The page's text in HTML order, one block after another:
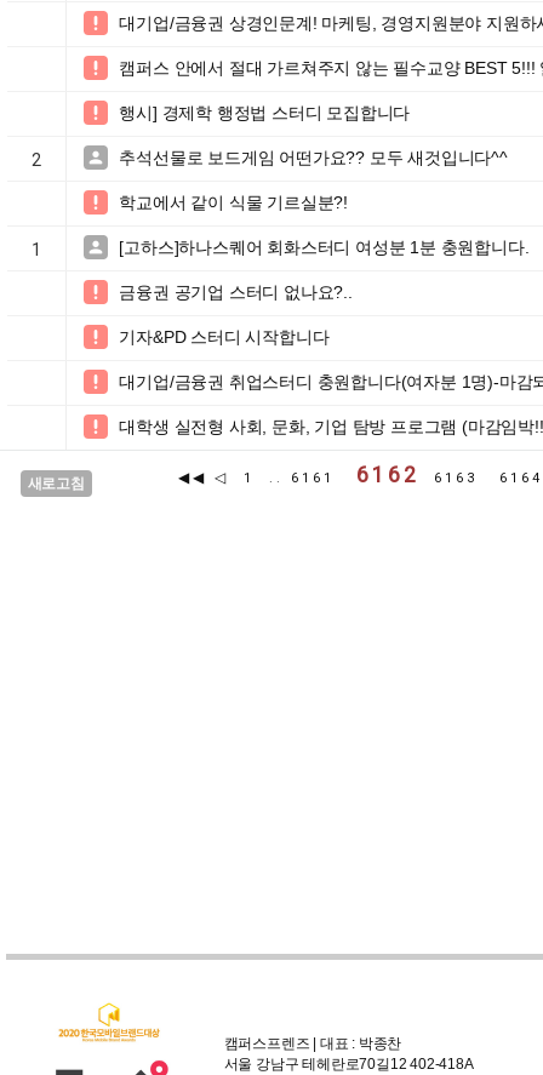
 대기업/금융권 상경인문계! 마케팅, 경영지원분야 지원
 캠퍼스 안에서 절대 가르쳐주지 않는 필수교양 BEST 5!!!
 행시] 경제학 행정법 스터디 모집합니다
2  추석선물로 보드게임 어떤가요?? 모두 새것입니다^^
 학교에서 같이 식물 기르실분?!
1  [고하스]하나스퀘어 회화스터디 여성분 1분 충원합니다.
 금융권 공기업 스터디 없나요?..
 기자&PD 스터디 시작합니다
 대기업/금융권 취업스터디 충원합니다(여자분 1명)-마감
 대학생 실전형 사회, 문화, 기업 탐방 프로그램 (마감임박
새로고침 ◀◀ ◁ 1 .. 6161 6162 6163
캠퍼스프렌즈 | 대표 : 박종찬
서울 강남구 테헤란로70길12 402-418A